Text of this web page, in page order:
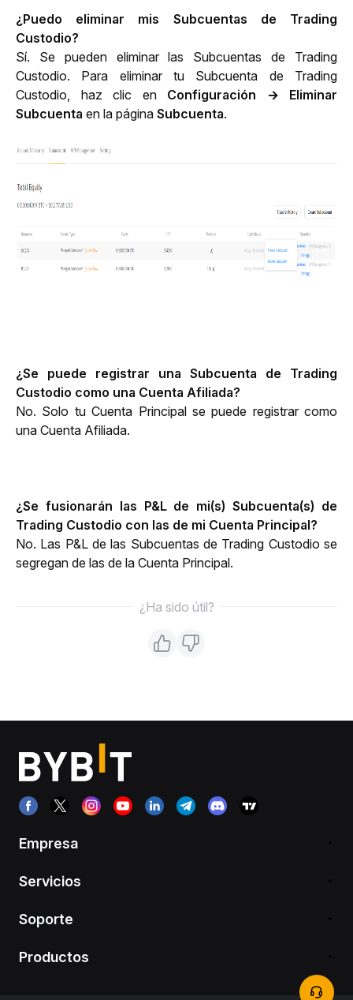
¿Puedo eliminar mis Subcuentas de Trading
Custodio?
Sí. Se pueden eliminar las Subcuentas de Trading
Custodio. Para eliminar tu Subcuenta de Trading
Custodio, haz clic en Configuración →
Eliminar
Subcuenta en la página Subcuenta.
¿Se puede registrar una Subcuenta de Trading
Custodio como una Cuenta Afiliada?
No. Solo tu Cuenta Principal se puede registrar como
una Cuenta Afiliada.
¿Se fusionarán las P&L de mi(s) Subcuenta(s) de
Trading Custodio con las de mi Cuenta Principal?
No. Las P&L de las Subcuentas de Trading Custodio se
segregan de las de la Cuenta Principal.
¿Ha sido útil?
Empresa
Servicios
Soporte
Productos